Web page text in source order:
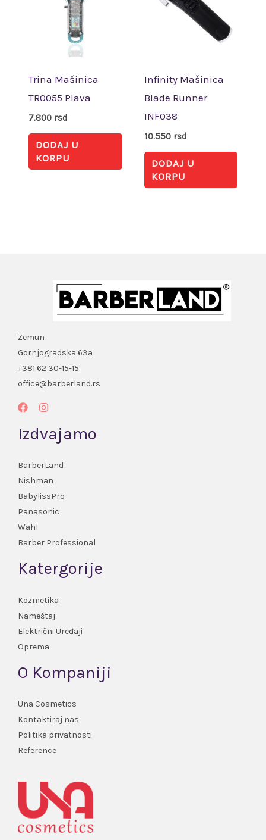
Trina Mašinica
TR0055 Plava
7.800 rsd
DODAJ U
KORPU
Infinity Mašinica
Blade Runner
INF038
10.550 rsd
DODAJ U
KORPU
Zemun
Gornjogradska 63a
+381 62 30-15-15
office@barberland.rs
Izdvajamo
BarberLand
Nishman
BabylissPro
Panasonic
Wahl
Barber Professional
Katergorije
Kozmetika
Nameštaj
Električni Uređaji
Oprema
O Kompaniji
Una Cosmetics
Kontaktiraj nas
Politika privatnosti
Reference